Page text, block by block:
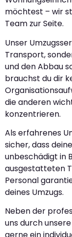
möchtest – wir
Team zur Seite.
Unser
Transport,
und den Abbau
brauchst du dir
die anderen
konzentrieren.
Als erfahrenes
sicher, dass
unbeschädigt in
ausgestatteten
Personal
deines Umzugs.
Neben der
uns durch